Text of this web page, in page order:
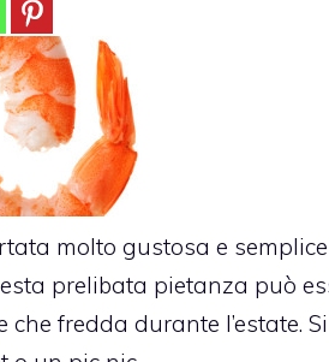
molto gustosa e
prelibata pietanza può
che fredda durante l’estate.